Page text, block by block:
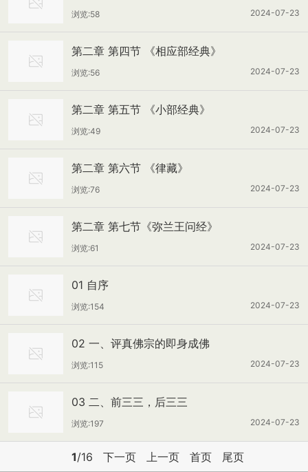
2024-07-23
浏览:58
第二章 第四节 《相应部经典》
2024-07-23
浏览:56
第二章 第五节 《小部经典》
2024-07-23
浏览:49
第二章 第六节 《律藏》
2024-07-23
浏览:76
第二章 第七节《弥兰王问经》
2024-07-23
浏览:61
01 自序
2024-07-23
浏览:154
02 一、评真佛宗的即身成佛
2024-07-23
浏览:115
03 二、前三三，后三三
2024-07-23
浏览:197
1/16 下一页 上一页 首页 尾页